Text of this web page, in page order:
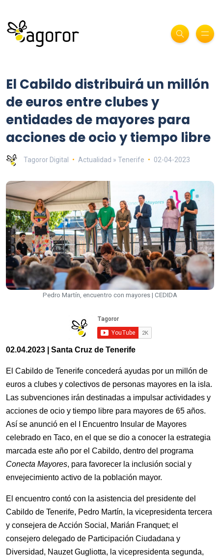
El Cabildo distribuirá un millón
de euros entre clubes y
entidades de mayores para
acciones de ocio y tiempo libre
Tagoror Digital Actualidad » Tenerife 02-04-2023
Pedro Martín, encuentro con mayores | CEDIDA
02.04.2023 | Santa Cruz de Tenerife
El Cabildo de Tenerife concederá ayudas por un millón de
euros a clubes y colectivos de personas mayores en la isla.
Las subvenciones irán destinadas a impulsar actividades y
acciones de ocio y tiempo libre para mayores de 65 años.
Así se anunció en el I Encuentro Insular de Mayores
celebrado en Taco, en el que se dio a conocer la estrategia
marcada este año por el Cabildo, dentro del programa
Conecta Mayores, para favorecer la inclusión social y
envejecimiento activo de la población mayor.
El encuentro contó con la asistencia del presidente del
Cabildo de Tenerife, Pedro Martín, la vicepresidenta tercera
y consejera de Acción Social, Marián Franquet; el
consejero delegado de Participación Ciudadana y
Diversidad, Nauzet Gugliotta, la vicepresidenta segunda,